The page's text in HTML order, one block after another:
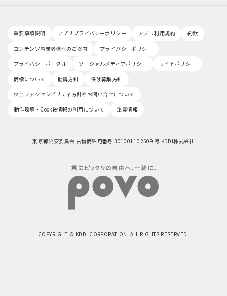
重要事項説明 アプリプライバシーポリシー アプリ利用規約
約款
コンテンツ事業者様へのご案内
プライバシーポリシー
プライバシーポータル
ソーシャルメディアポリシー
サイトポリシー
商標について
勧誘方針
保険募集方針
ウェブアクセシビリティ方針やお問い合せについて
動作環境・Cookie情報の利用について
企業情報
東京都公安委員会 古物商許可番号 301001102509 号 KDDI株式会社
COPYRIGHT © KDDI CORPORATION, ALL RIGHTS RESERVED.